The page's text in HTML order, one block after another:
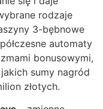
rodzaje
3-bębnowe
automaty
bonusowymi,
sumy nagród
złotych.